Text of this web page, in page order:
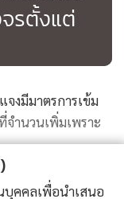
รตั้งแต่
จงมีมาตรการเข้ม
ำนวนเพิ่มเพราะ
คาร์" พบส่งยาให้
บุคคลเพื่อนำเสนอ